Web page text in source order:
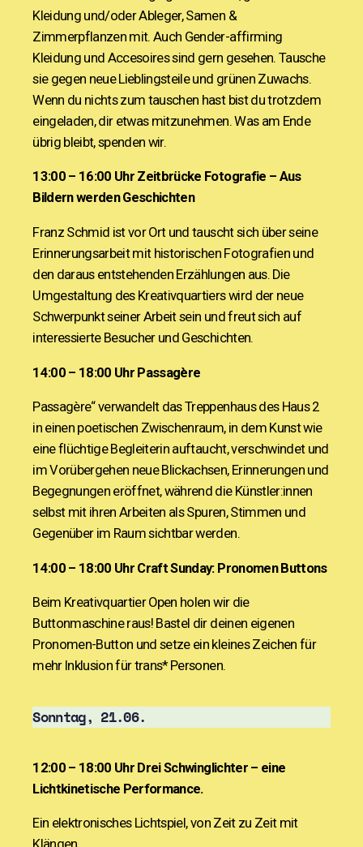
Kleidung und/oder Ableger, Samen &
Zimmerpflanzen mit. Auch Gender-affirming
Kleidung und Accesoires sind gern gesehen. Tausche
sie gegen neue Lieblingsteile und grünen Zuwachs.
Wenn du nichts zum tauschen hast bist du trotzdem
eingeladen, dir etwas mitzunehmen. Was am Ende
übrig bleibt, spenden wir.
13:00 – 16:00 Uhr Zeitbrücke Fotografie – Aus
Bildern werden Geschichten
Franz Schmid ist vor Ort und tauscht sich über seine
Erinnerungsarbeit mit historischen Fotografien und
den daraus entstehenden Erzählungen aus. Die
Umgestaltung des Kreativquartiers wird der neue
Schwerpunkt seiner Arbeit sein und freut sich auf
interessierte Besucher und Geschichten.
14:00 – 18:00 Uhr Passagère
Passagère“ verwandelt das Treppenhaus des Haus 2
in einen poetischen Zwischenraum, in dem Kunst wie
eine flüchtige Begleiterin auftaucht, verschwindet und
im Vorübergehen neue Blickachsen, Erinnerungen und
Begegnungen eröffnet, während die Künstler:innen
selbst mit ihren Arbeiten als Spuren, Stimmen und
Gegenüber im Raum sichtbar werden.
14:00 – 18:00 Uhr Craft Sunday: Pronomen Buttons
Beim Kreativquartier Open holen wir die
Buttonmaschine raus! Bastel dir deinen eigenen
Pronomen-Button und setze ein kleines Zeichen für
mehr Inklusion für trans* Personen.
Sonntag, 21.06.
12:00 – 18:00 Uhr Drei Schwinglichter – eine
Lichtkinetische Performance.
Ein elektronisches Lichtspiel, von Zeit zu Zeit mit